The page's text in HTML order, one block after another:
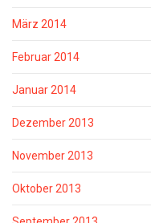
März 2014
Februar 2014
Januar 2014
Dezember 2013
November 2013
Oktober 2013